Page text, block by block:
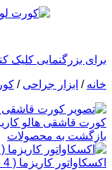
برای بزرگنمایی کلیک
خانه / ابزار جراحی /
کورت قاشقی هالو کاریزما ( 3
بازگشت به محصولات
اکسکاواتور کاریزما ( 4 سایز )